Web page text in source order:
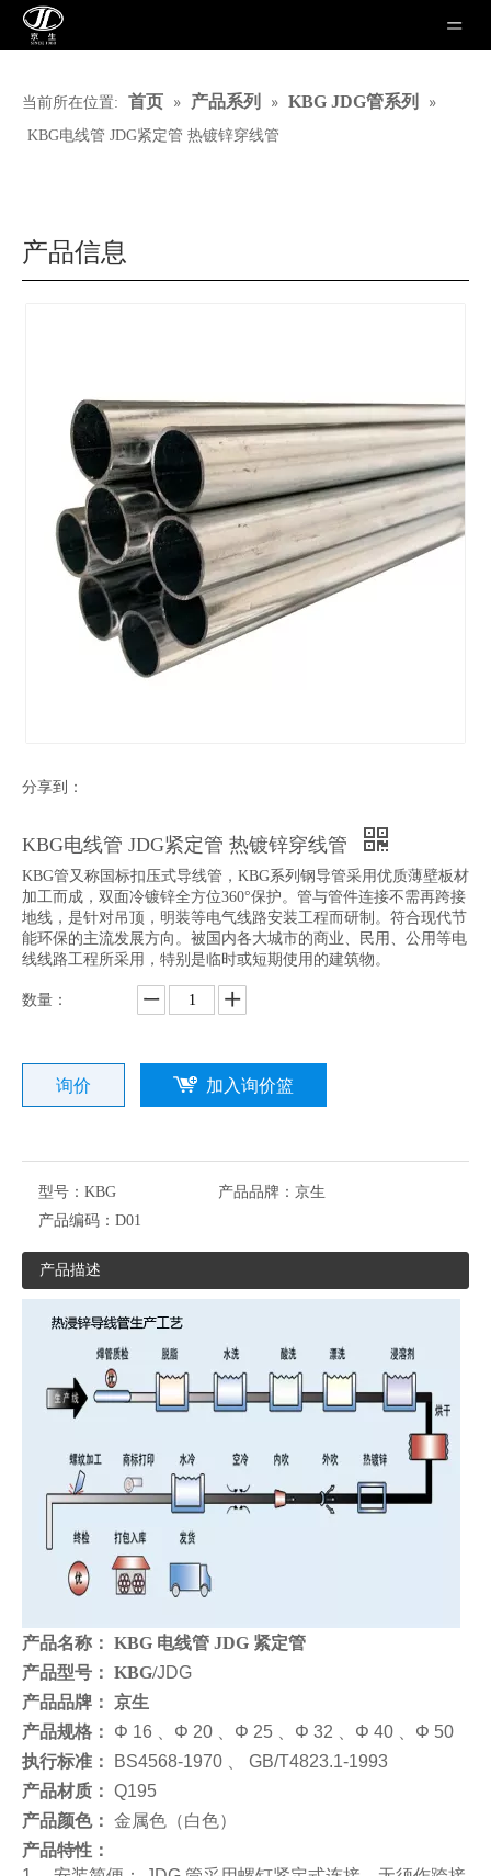
当前所在位置: 首页 » 产品系列 » KBG JDG管系列 »
KBG电线管 JDG紧定管 热镀锌穿线管
产品信息
分享到：
KBG电线管 JDG紧定管 热镀锌穿线管
KBG管又称国标扣压式导线管，KBG系列钢导管采用优质薄壁板材
加工而成，双面冷镀锌全方位360°保护。管与管件连接不需再跨接
地线，是针对吊顶，明装等电气线路安装工程而研制。符合现代节
能环保的主流发展方向。被国内各大城市的商业、民用、公用等电
线线路工程所采用，特别是临时或短期使用的建筑物。
数量：
询价 加入询价篮
型号： KBG 产品品牌： 京生
产品编码： D01
产品描述
产品名称： KBG 电线管 JDG 紧定管
产品型号： KBG/JDG
产品品牌： 京生
产品规格： Φ 16 、Φ 20 、Φ 25 、Φ 32 、Φ 40 、Φ 50
执行标准：
BS4568-1970 、 GB/T4823.1-1993
产品材质： Q195
产品颜色： 金属色（白色）
产品特性：